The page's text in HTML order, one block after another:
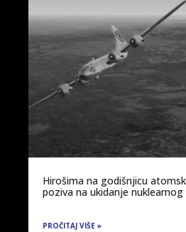
Hirošima na godišnjicu
poziva na ukidanje
PROČITAJ VIŠE »